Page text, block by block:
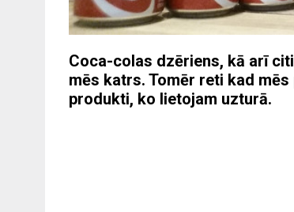
Coca-colas dzēriens, kā arī
mēs katrs. Tomēr reti kad
produkti, ko lietojam uzturā.